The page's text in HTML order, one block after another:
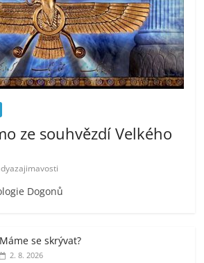
ze souhvězdí Velkého
Dogonů
Máme se skrývat?
2. 8. 2026